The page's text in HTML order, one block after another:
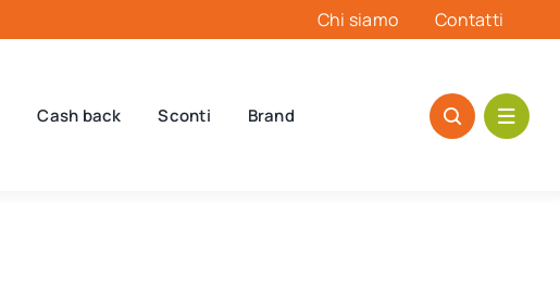
Chi siamo Contatti
Cash back Sconti Brand